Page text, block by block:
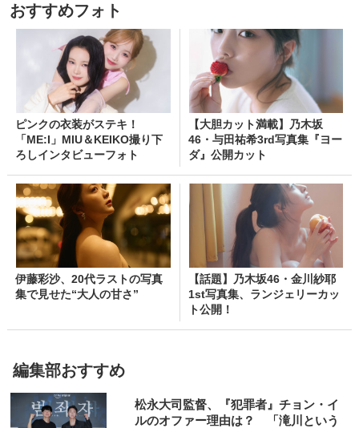
おすすめフォト
ピンクの衣装がステキ！
「ME:I」MIU＆KEIKO撮り下
ろしインタビューフォト
【大胆カット満載】乃木坂
46・与田祐希3rd写真集『ヨー
ダ』公開カット
伊藤彩沙、20代ラストの写真
集で見せた“大人の甘さ”
【話題】乃木坂46・金川紗耶
1st写真集、ランジェリーカッ
ト公開！
編集部おすすめ
松永大司監督、『犯罪者』チョン・イ
ルのオファー理由は？ 「滝川という